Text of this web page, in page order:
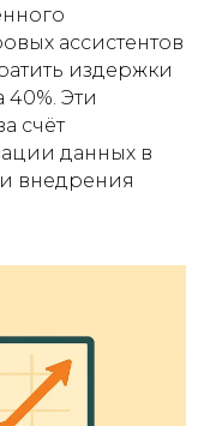
ассистентов
издержки
40%. Эти
счёт
данных в
внедрения